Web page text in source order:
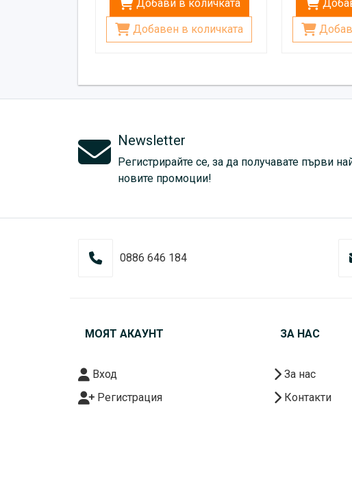
Добави в количката
Добавен в количката
Newsletter
Регистрирайте се, за да получавате първи
новите промоции!
0886 646 184
МОЯТ АКАУНТ
Вход
Регистрация
ЗА НАС
За нас
Контакти